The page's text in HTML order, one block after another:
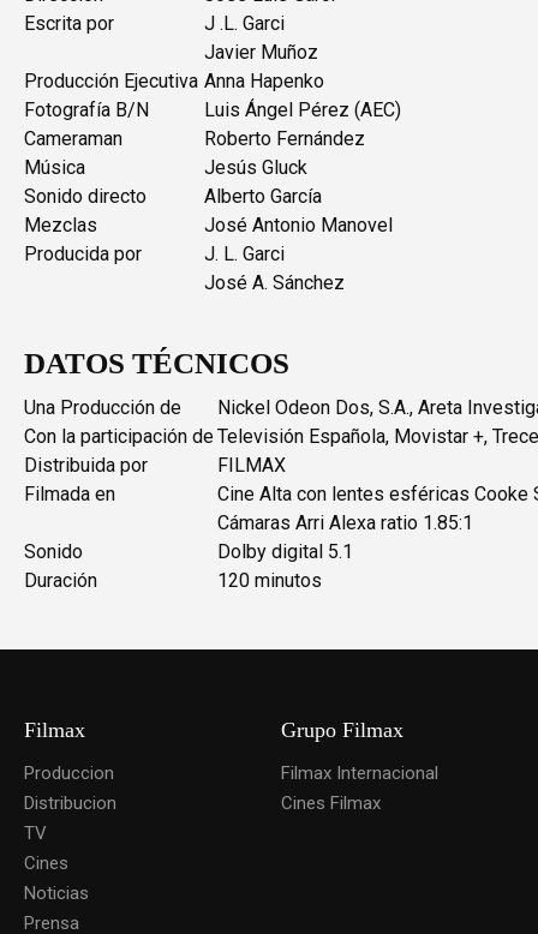
Escrita por
J .L. Garci
Javier Muñoz
Producción Ejecutiva Anna Hapenko
Fotografía B/N
Luis Ángel Pérez (AEC)
Cameraman
Roberto Fernández
Música
Jesús Gluck
Sonido directo
Alberto García
Mezclas
José Antonio Manovel
Producida por
J. L. Garci
José A. Sánchez
DATOS TÉCNICOS
Una Producción de
Nickel Odeon Dos, S.A., Areta
Con la participación deTelevisión Española, Movistar +,
Distribuida por
FILMAX
Filmada en
Cine Alta con lentes esféricas Cooke
Cámaras Arri Alexa ratio 1.85:1
Sonido
Dolby digital 5.1
Duración
120 minutos
Filmax
Produccion
Distribucion
TV
Cines
Noticias
Prensa
Grupo Filmax
Filmax Internacional
Cines Filmax